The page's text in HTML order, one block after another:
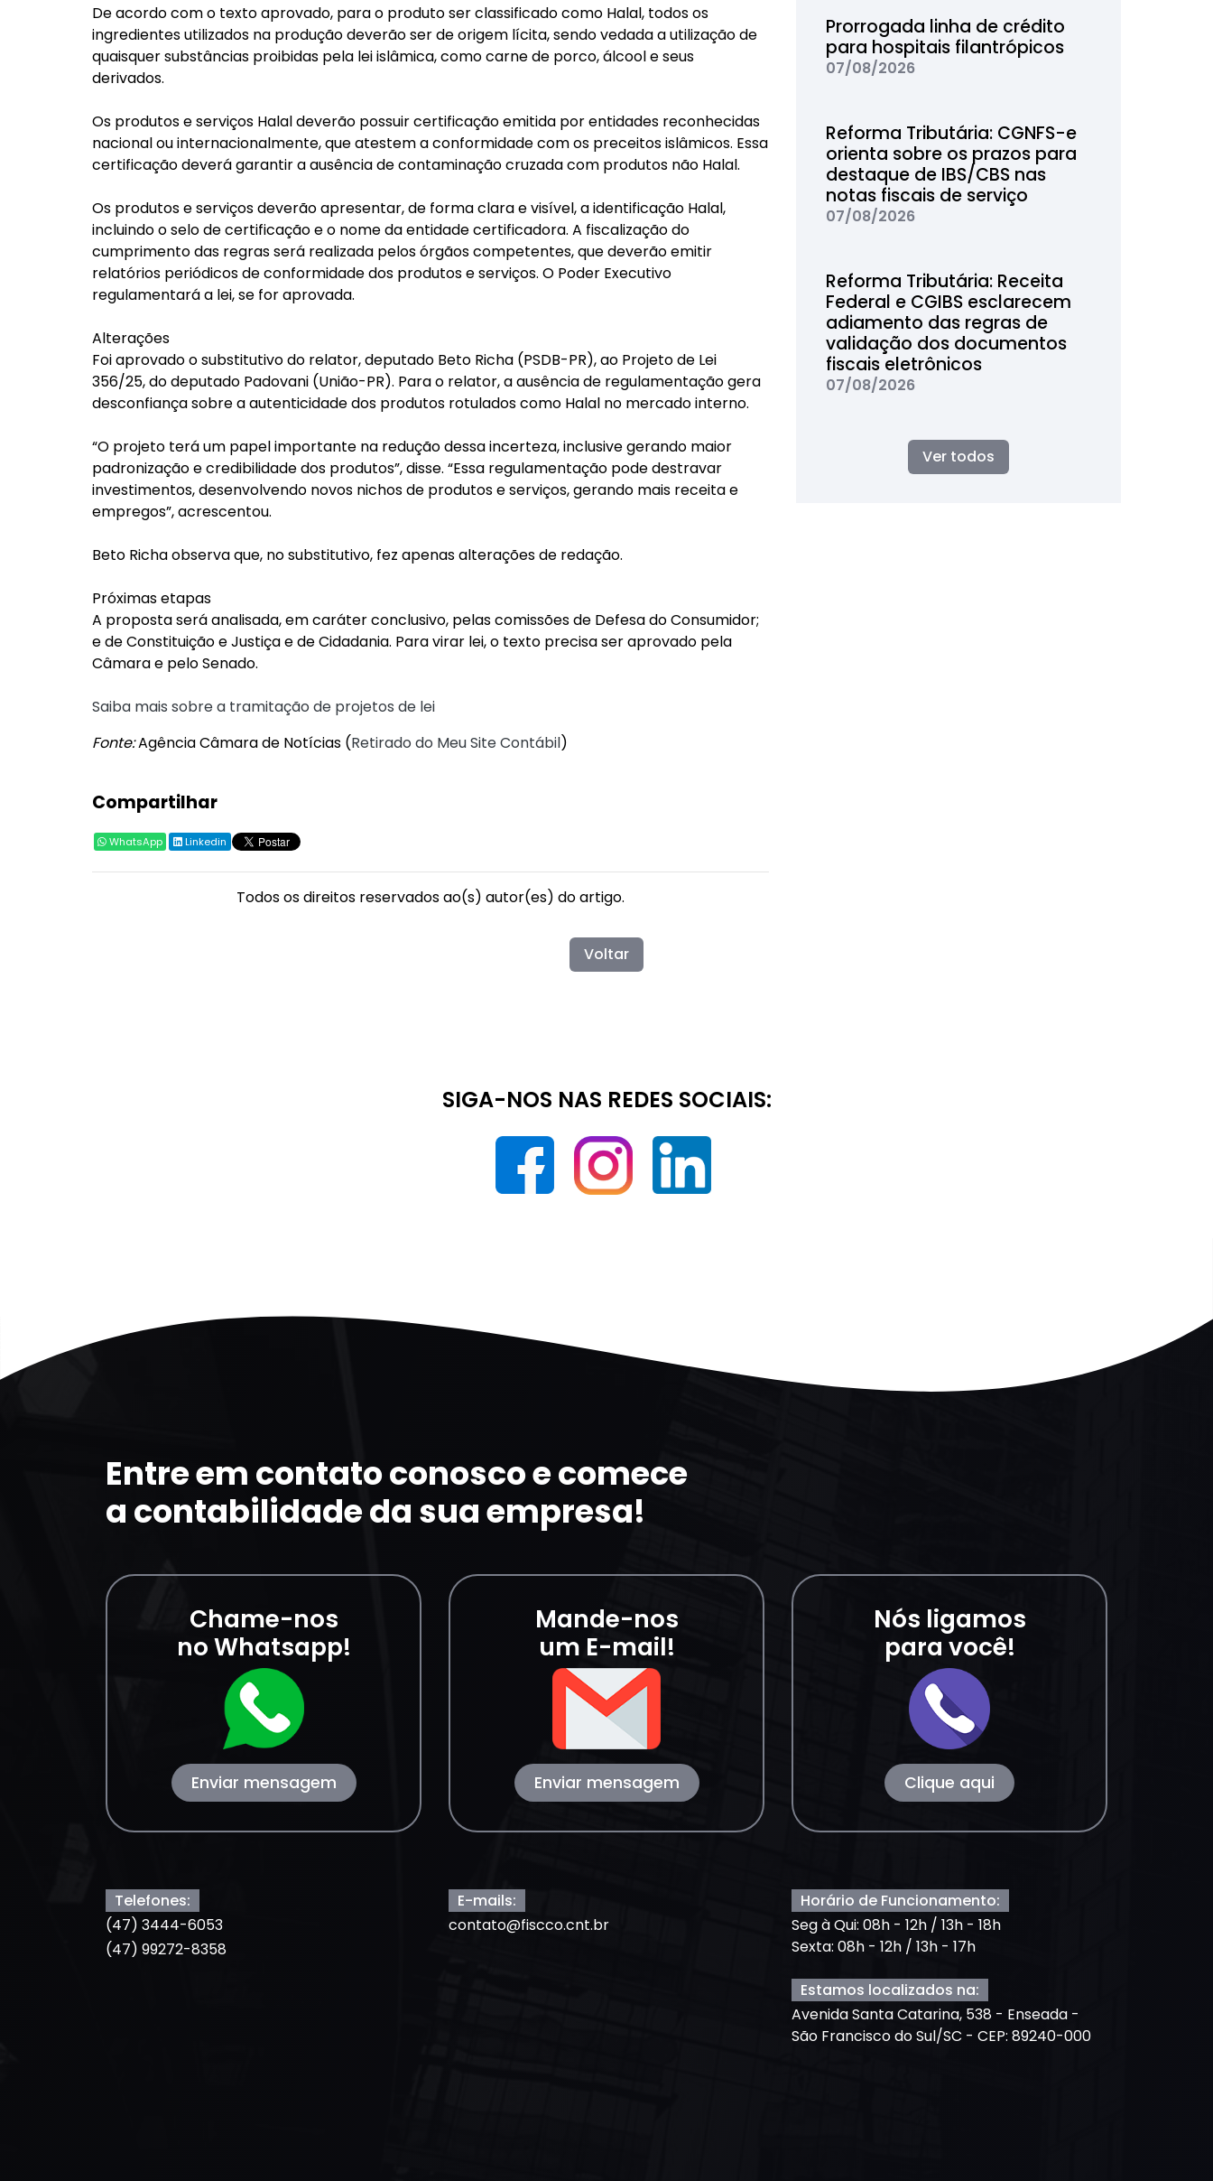
De acordo com o texto aprovado, para o produto ser classificado como Halal, todos os
ingredientes utilizados na produção deverão ser de origem lícita, sendo vedada a utilização de
quaisquer substâncias proibidas pela lei islâmica, como carne de porco, álcool e seus
derivados.
Os produtos e serviços Halal deverão possuir certificação emitida por entidades reconhecidas
nacional ou internacionalmente, que atestem a conformidade com os preceitos islâmicos. Essa
certificação deverá garantir a ausência de contaminação cruzada com produtos não Halal.
Os produtos e serviços deverão apresentar, de forma clara e visível, a identificação Halal,
incluindo o selo de certificação e o nome da entidade certificadora. A fiscalização do
cumprimento das regras será realizada pelos órgãos competentes, que deverão emitir
relatórios periódicos de conformidade dos produtos e serviços. O Poder Executivo
regulamentará a lei, se for aprovada.
Alterações
Foi aprovado o substitutivo do relator, deputado Beto Richa (PSDB-PR), ao Projeto de Lei
356/25, do deputado Padovani (União-PR). Para o relator, a ausência de regulamentação gera
desconfiança sobre a autenticidade dos produtos rotulados como Halal no mercado interno.
“O projeto terá um papel importante na redução dessa incerteza, inclusive gerando maior
padronização e credibilidade dos produtos”, disse. “Essa regulamentação pode destravar
investimentos, desenvolvendo novos nichos de produtos e serviços, gerando mais receita e
empregos”, acrescentou.
Beto Richa observa que, no substitutivo, fez apenas alterações de redação.
Próximas etapas
A proposta será analisada, em caráter conclusivo, pelas comissões de Defesa do Consumidor;
e de Constituição e Justiça e de Cidadania. Para virar lei, o texto precisa ser aprovado pela
Câmara e pelo Senado.
Saiba mais sobre a tramitação de projetos de lei
Fonte:Agência Câmara de Notícias (Retirado do Meu Site Contábil)
Compartilhar
WhatsApp Linkedin
Todos os direitos reservados ao(s) autor(es) do artigo.
Prorrogada linha de crédito
para hospitais filantrópicos
07/08/2026
Reforma Tributária: CGNFS-e
orienta sobre os prazos para
destaque de IBS/CBS nas
notas fiscais de serviço
07/08/2026
Reforma Tributária: Receita
Federal e CGIBS esclarecem
adiamento das regras de
validação dos documentos
fiscais eletrônicos
07/08/2026
Ver todos
Voltar
SIGA-NOS NAS REDES SOCIAIS:
Entre em contato conosco e comece
a contabilidade da sua empresa!
Chame-nos
no Whatsapp!
Enviar mensagem
Mande-nos
um E-mail!
Enviar mensagem
Nós ligamos
para você!
Clique aqui
Telefones:
(47) 3444-6053
(47) 99272-8358
E-mails:
contato@fiscco.cnt.br
Horário de Funcionamento:
Seg à Qui: 08h - 12h / 13h - 18h
Sexta: 08h - 12h / 13h - 17h
Estamos localizados na:
Avenida Santa Catarina, 538 - Enseada -
São Francisco do Sul/SC - CEP: 89240-000